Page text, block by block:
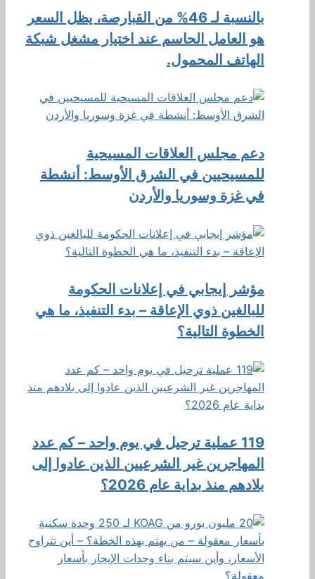
بالنسبة لـ 46% من القبارصة، يظل السعر
هو العامل الحاسم عند اختيار مشغل شبكة
الهاتف المحمول.
دعم مجلس العلاقات المسيحية
للمسيحيين في الشرق الأوسط: أنشطة
في غزة وسوريا والأردن
مؤشر إيجابي في إعلانات الحكومة
للبالغين ذوي الإعاقة – بدء التنفيذ، ما هي
الخطوة التالية؟
119 عملية ترحيل في يوم واحد – كم عدد
المهاجرين غير الشرعيين الذين عادوا إلى
بلادهم منذ بداية عام 2026؟